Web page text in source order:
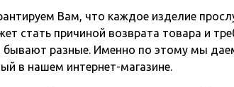
Вам, что каждое изделие
стать причиной возврата товара и
разные. Именно по этому мы
в нашем интернет-магазине.